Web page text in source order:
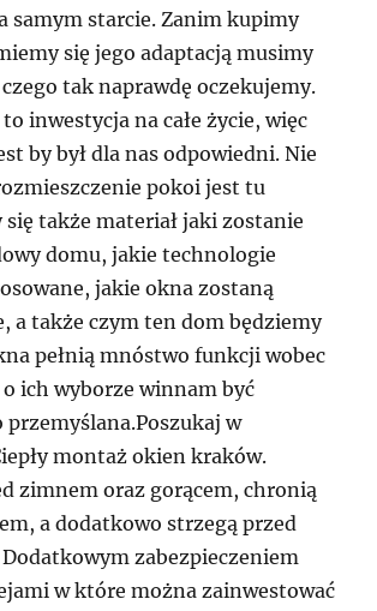
samym starcie. Zanim kupimy
się jego adaptacją musimy
tak naprawdę oczekujemy.
inwestycja na całe życie, więc
by był dla nas odpowiedni. Nie
pokoi jest tu
także materiał jaki zostanie
domu, jakie technologie
jakie okna zostaną
a także czym ten dom będziemy
pełnią mnóstwo funkcji wobec
ich wyborze winnam być
w
montaż okien kraków.
zimnem oraz gorącem, chronią
a dodatkowo strzegą przed
zabezpieczeniem
w które można zainwestować